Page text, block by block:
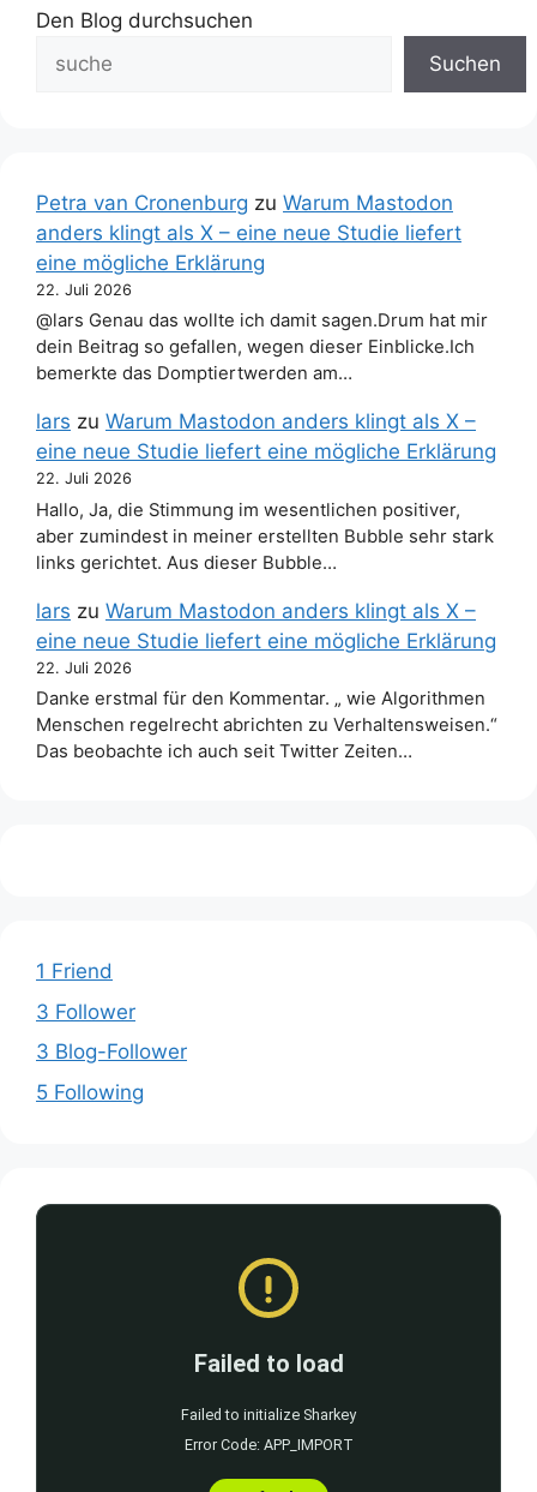
Den Blog durchsuchen
Suchen
Petra van Cronenburg zu Warum Mastodon
anders klingt als X – eine neue Studie liefert
eine mögliche Erklärung
22. Juli 2026
@lars Genau das wollte ich damit sagen.Drum hat mir
dein Beitrag so gefallen, wegen dieser Einblicke.Ich
bemerkte das Domptiertwerden am…
lars zu Warum Mastodon anders klingt als X –
eine neue Studie liefert eine mögliche Erklärung
22. Juli 2026
Hallo, Ja, die Stimmung im wesentlichen positiver,
aber zumindest in meiner erstellten Bubble sehr stark
links gerichtet. Aus dieser Bubble…
lars zu Warum Mastodon anders klingt als X –
eine neue Studie liefert eine mögliche Erklärung
22. Juli 2026
Danke erstmal für den Kommentar. „ wie Algorithmen
Menschen regelrecht abrichten zu Verhaltensweisen.“
Das beobachte ich auch seit Twitter Zeiten…
1 Friend
3 Follower
3 Blog-Follower
5 Following